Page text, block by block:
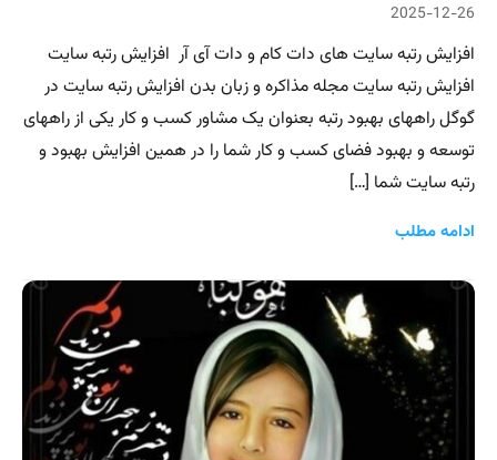
2025-12-26
افزایش رتبه سایت های دات کام و دات آی آر افزایش رتبه سایت
افزایش رتبه سایت مجله مذاکره و زبان بدن افزایش رتبه سایت در
گوگل راههای بهبود رتبه بعنوان یک مشاور کسب و کار یکی از راههای
توسعه و بهبود فضای کسب و کار شما را در همین افزایش بهبود و
رتبه سایت شما […]
ادامه مطلب